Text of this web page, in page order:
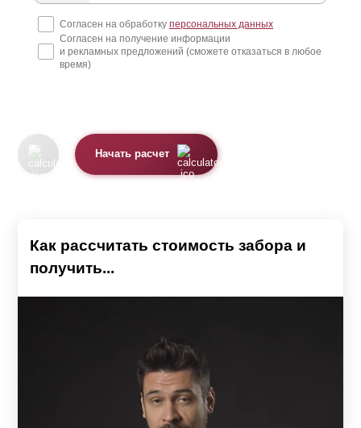
Согласен на обработку персональных данных
Согласен на получение информации
и рекламных предложений (сможете отказаться в любое
время)
Начать расчет
Как рассчитать стоимость забора и
получить...